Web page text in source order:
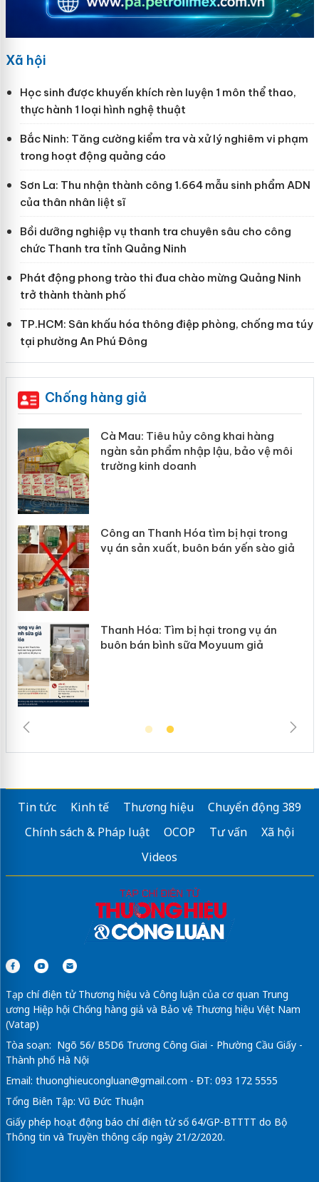
Xã hội
Học sinh được khuyến khích rèn luyện 1 môn thể thao,
thực hành 1 loại hình nghệ thuật
Bắc Ninh: Tăng cường kiểm tra và xử lý nghiêm vi phạm
trong hoạt động quảng cáo
Sơn La: Thu nhận thành công 1.664 mẫu sinh phẩm ADN
của thân nhân liệt sĩ
Bồi dưỡng nghiệp vụ thanh tra chuyên sâu cho công
chức Thanh tra tỉnh Quảng Ninh
Phát động phong trào thi đua chào mừng Quảng Ninh
trở thành thành phố
TP.HCM: Sân khấu hóa thông điệp phòng, chống ma túy
tại phường An Phú Đông
Chống hàng giả
môi
giả
Khẩn trương xác minh, xử lý sản
Slimaura Care x3 sử dụng giấy phép
giả mạo
Lào Cai xử lý 83 vụ vi phạm thương
mại trong tháng 7
Hưng Yên: Xử lý 6 hộ kinh doanh bán
hàng giả mạo nhãn hiệu Adidas, Nike
Tin tức Kinh tế Thương hiệu
Chuyển động 389
Chính sách & Pháp luật
OCOP Tư vấn
Xã hội
Videos
Tạp chí điện tử Thương hiệu và Công luận của cơ quan Trung
ương Hiệp hội Chống hàng giả và Bảo vệ Thương hiệu Việt Nam
(Vatap)
Tòa soạn: Ngõ 56/ B5D6 Trương Công Giai - Phường Cầu Giấy -
Thành phố Hà Nội
Email: thuonghieucongluan@gmail.com - ĐT: 093 172 5555
Tổng Biên Tập: Vũ Đức Thuận
Giấy phép hoạt động báo chí điện tử số 64/GP-BTTTT do Bộ
Thông tin và Truyền thông cấp ngày 21/2/2020.